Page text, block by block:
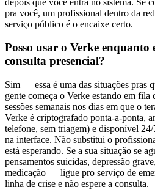
pra você, um profissional dentro da
serviço público é o encaixe certo.
Posso usar o Verke enquanto
consulta presencial?
Sim — essa é uma das situações pras
gente começa o Verke estando em fila
sessões semanais nos dias em que o
Verke é criptografado ponta-a-ponta,
telefone, sem triagem) e disponível
na interface. Não substitui o
está esperando. Se a sua situação se
pensamentos suicidas, depressão
medicação — ligue pro serviço de
linha de crise e não espere a consulta.